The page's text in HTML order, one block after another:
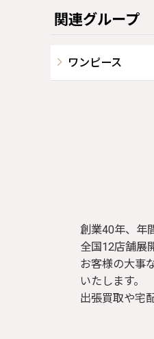
関連グループ
ワンピース
創業40年、年
全国12店舗展
お客様の大事
いたします。
出張買取や宅